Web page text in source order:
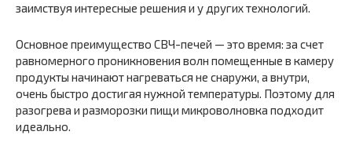
заимствуя интересные решения и у других технологий.
Основное преимущество СВЧ-печей — это время: за счет
равномерного проникновения волн помещенные в камеру
продукты начинают нагреваться не снаружи, а внутри,
очень быстро достигая нужной температуры. Поэтому для
разогрева и разморозки пищи микроволновка подходит
идеально.